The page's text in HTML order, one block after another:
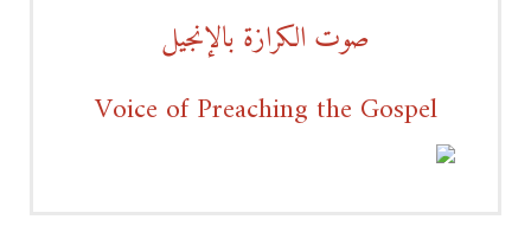
صوت الكرازة بالإنجيل
Voice of Preaching the Gospel